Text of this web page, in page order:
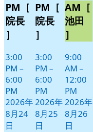
PM［
院長
］
3:00
PM –
6:00
PM
2026年
8月24
日
PM［
院長
］
3:00
PM –
6:00
PM
2026年
8月25
日
AM［
池田
］
9:00
AM –
12:00
PM
2026年
8月26
日